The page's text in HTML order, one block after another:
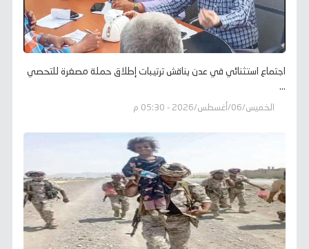
اجتماع استثنائي في عدن يناقش ترتيبات إطلاق حملة مصغرة للتحصي
...
الخميس/06/أغسطس/2026 - 05:30 م